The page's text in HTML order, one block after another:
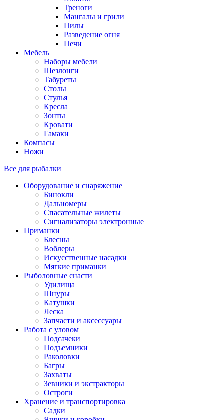
Треноги
Мангалы и грили
Пилы
Разведение огня
Печи
Мебель
Наборы мебели
Шезлонги
Табуреты
Столы
Стулья
Кресла
Зонты
Кровати
Гамаки
Компасы
Ножи
Все для рыбалки
Оборудование и снаряжение
Бинокли
Дальномеры
Спасательные жилеты
Сигнализаторы электронные
Приманки
Блесны
Воблеры
Искусственные насадки
Мягкие приманки
Рыболовные снасти
Удилища
Шнуры
Катушки
Леска
Запчасти и аксессуары
Работа с уловом
Подсачеки
Подъемники
Раколовки
Багры
Захваты
Зевники и экстракторы
Остроги
Хранение и транспортировка
Садки